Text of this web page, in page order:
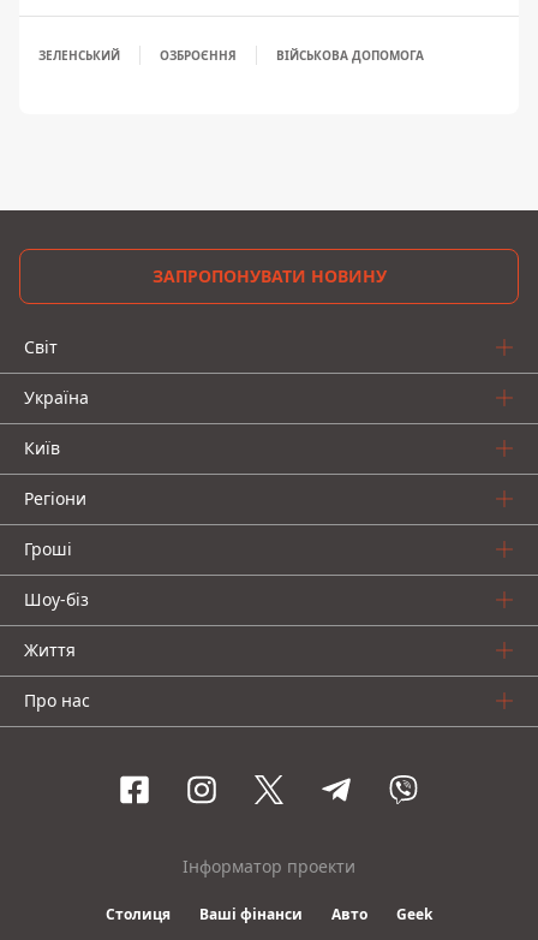
ЗЕЛЕНСЬКИЙ ОЗБРОЄННЯ ВІЙСЬКОВА ДОПОМОГА
ЗАПРОПОНУВАТИ НОВИНУ
Світ
Україна
Київ
Регіони
Гроші
Шоу-біз
Життя
Про нас
Інформатор проекти
Столиця Ваші фінанси Авто Geek